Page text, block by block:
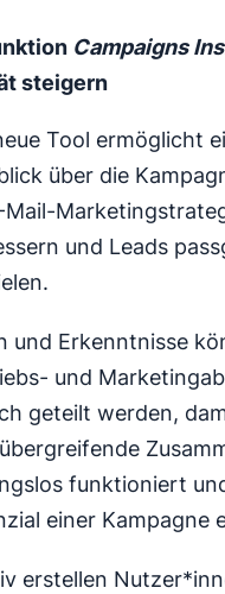
Campaigns
steigern
Tool ermöglicht
über die
Mail-
und Leads
und Erkenntnisse
und
geteilt werden,
funktioniert
einer Kampagne
erstellen